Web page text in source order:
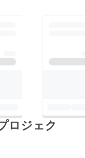
ロジェク